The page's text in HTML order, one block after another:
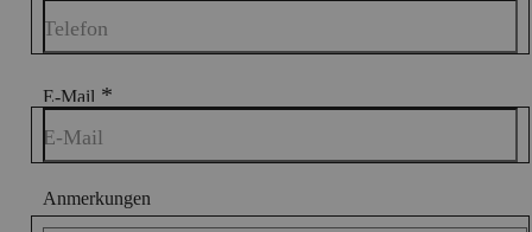
Telefon
E-Mail
E-Mail *
Anmerkungen